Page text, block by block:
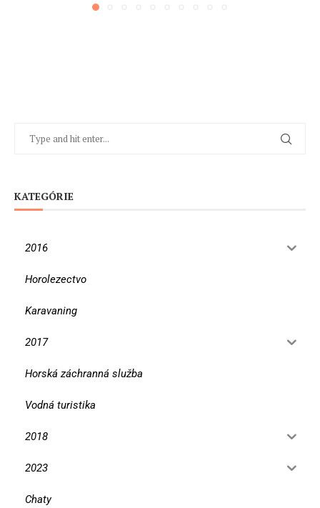
KATEGÓRIE
2016
Horolezectvo
Karavaning
2017
Horská záchranná služba
Vodná turistika
2018
2023
Chaty